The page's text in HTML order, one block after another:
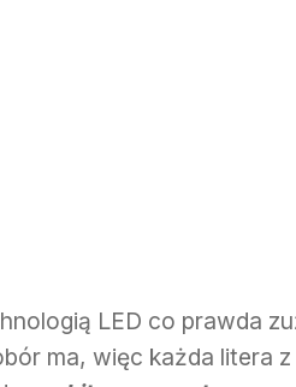
LED co prawda
ma, więc każda litera